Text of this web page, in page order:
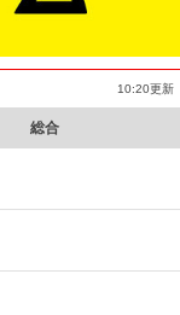
10:20更新
総合